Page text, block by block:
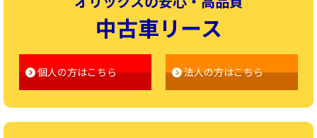
中古車リース
個人の方はこちら 法人の方はこちら